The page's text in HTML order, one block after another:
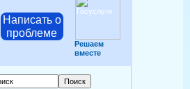
Написать о
проблеме
Решаем
вместе